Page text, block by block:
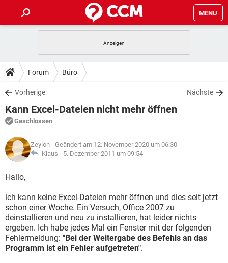
MENU
ANDROID
WINDOWS 10
WHATSAPP TIKTOK
FACEBOOK
TIPPS & TRICKS
SPIELE
WINDOWS 10
WHATSAPP
FACEBOOK HARDWARE
DOWNLOADS
SPIELE STREAMING
ANDROID
WINDOWS 10 INSTAGRAM
WHATSAPP
FACEBOOK
FORUM
SPIELE
ANDROID IOS
FACEBOOK HARDWARE
LEXIKON
SPIELE
ANDROID
WINDOWS 10 INSTAGRAM
WHATSAPP TIKTOK
FACEBOOK HARDWARE
Forum Büro
Vorherige Nächste
Kann Excel-Dateien nicht mehr öffnen
Geschlossen
Zeylon - Geändert am 12. November 2020 um 06:30
Klaus - 5. Dezember 2011 um 09:54
Hallo,
ich kann keine Excel-Dateien mehr öffnen und dies seit jetzt
schon einer Woche. Ein Versuch, Office 2007 zu
deinstallieren und neu zu installieren, hat leider nichts
ergeben. Ich habe jedes Mal ein Fenster mit der folgenden
Fehlermeldung: "Bei der Weitergabe des Befehls an das
Programm ist ein Fehler aufgetreten".